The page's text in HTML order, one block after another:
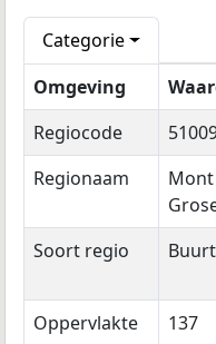
Categorie
Omgeving
Regiocode
Regionaam
Mont
Soort regio Buurt
Oppervlakte 137